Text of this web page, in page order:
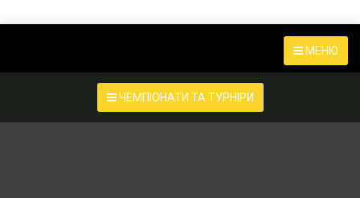
МЕНЮ
ЧЕМПІОНАТИ ТА ТУРНІРИ